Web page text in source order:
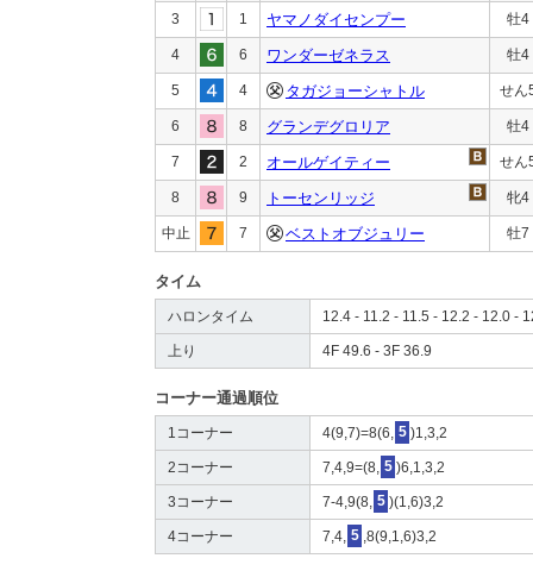
3 1 ヤマノダイセンプー 牡4
4 6 ワンダーゼネラス 牡4
5 4 タガジョーシャトル せん
6 8 グランデグロリア 牡4
7 2 オールゲイティー せん
8 9 トーセンリッジ 牝4
中止 7 ベストオブジュリー 牡7
タイム
ハロンタイム 12.4 - 11.2 - 11.5 - 12.2 - 12.0 -
上り 4F 49.6 - 3F 36.9
コーナー通過順位
1コーナー 4(9,7)=8(6, 5 )1,3,2
2コーナー 7,4,9=(8, 5 )6,1,3,2
3コーナー 7-4,9(8, 5 )(1,6)3,2
4コーナー 7,4, 5 ,8(9,1,6)3,2